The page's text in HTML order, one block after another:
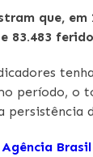
que,
83.483
período, o
persistência
Agência Brasil